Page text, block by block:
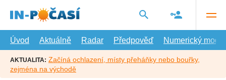
hlavní
Úvod
Aktuálně Radar Předpověď Numerický model
AKTUALITA: Začíná ochlazení, místy přeháňky nebo bouřky,
zejména na východě